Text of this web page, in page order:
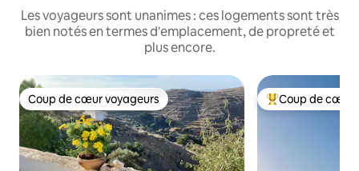
Les voyageurs sont unanimes : ces logements sont très
bien notés en termes d'emplacement, de propreté et
plus encore.
Coup de cœur voyageurs
Coup de cœur voyageurs Coups de cœur
Coup de cœur